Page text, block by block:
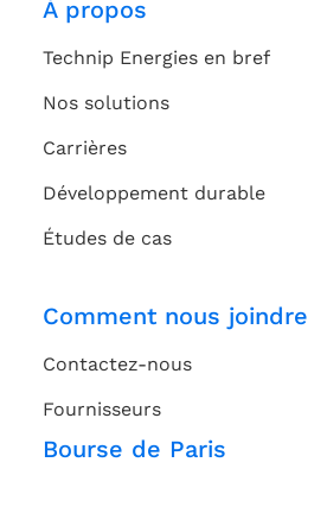
À propos
Technip Energies en bref
Nos solutions
Carrières
Développement durable
Études de cas
Comment nous joindre
Contactez-nous
Fournisseurs
Bourse de Paris